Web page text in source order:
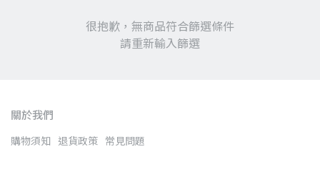
很抱歉，無商品符合篩選條件
請重新輸入篩選
關於我們
購物須知 退貨政策 常見問題